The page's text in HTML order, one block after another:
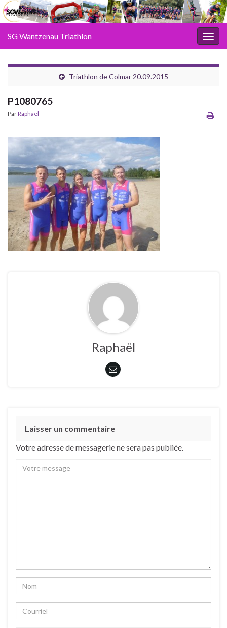
SG Wantzenau Triathlon
Triathlon de Colmar 20.09.2015
P1080765
ParRaphaël
Raphaël
Laisser un commentaire
Votre adresse de messagerie ne sera pas publiée.